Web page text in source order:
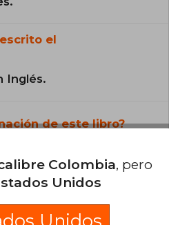
el
Inglés.
de este libro?
Colombia, pero
Unidos